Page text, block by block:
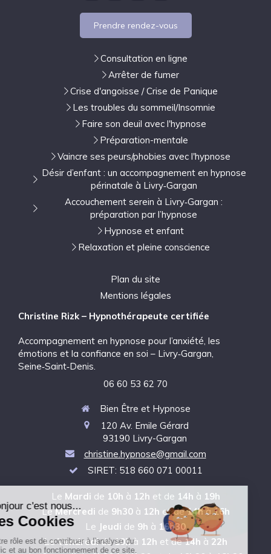
Prendre rendez-vous
Consultation en ligne
Arrêter de fumer
Crise d'angoisse / Crise de Panique
Les troubles du sommeil/Insomnie
Faire son deuil avec l'hypnose
Préparation-mentale
Vaincre ses peurs/phobies avec l'hypnose
Désir d’enfant : un accompagnement en hypnose
périnatale à Livry‑Gargan
Accouchement serein à Livry‑Gargan :
préparation par l’hypnose
Hypnose et enfant
Relaxation et pleine conscience
Plan du site
Mentions légales
Christine Rizk – Hypnothérapeute certifiée
Accompagnement en hypnose pour l’anxiété, les
émotions et la confiance en soi – Livry‑Gargan,
Seine‑Saint‑Denis.
06 60 53 62 70
Bien Être et Hypnose
120 Av. Emile Gérard
93190 Livry-Gargan
christine.hypnose@gmail.com
SIRET: 518 660 071 00011
Le Mardi de 10h à 12h et de 14h à 19h
LeMercredi de 9h30à 12h et de14hà16h
Le Jeudi de 9h à 16h30
LeVendredide10hà 12h et de14h à 22h